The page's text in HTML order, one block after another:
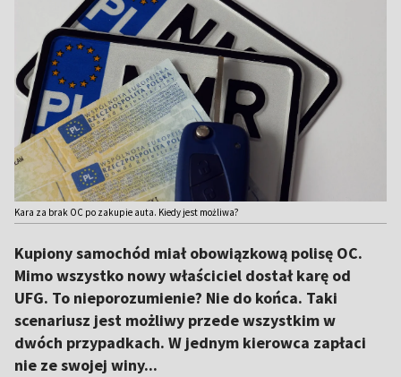
Kara za brak OC po zakupie auta. Kiedy jest możliwa?
Kupiony samochód miał obowiązkową polisę OC.
Mimo wszystko nowy właściciel dostał karę od
UFG. To nieporozumienie? Nie do końca. Taki
scenariusz jest możliwy przede wszystkim w
dwóch przypadkach. W jednym kierowca zapłaci
nie ze swojej winy...